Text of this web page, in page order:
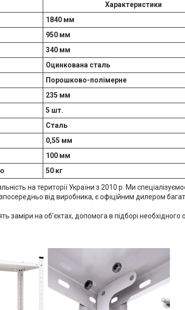
Характеристики
1840 мм
950 мм
340 мм
Оцинкована сталь
Порошково-полімерне
235 мм
5 шт.
Сталь
0,55 мм
100 мм
50 кг
на території України з 2010 р. Ми
від виробника, є офіційним дилером
заміри на об'єктах, допомога в підборі